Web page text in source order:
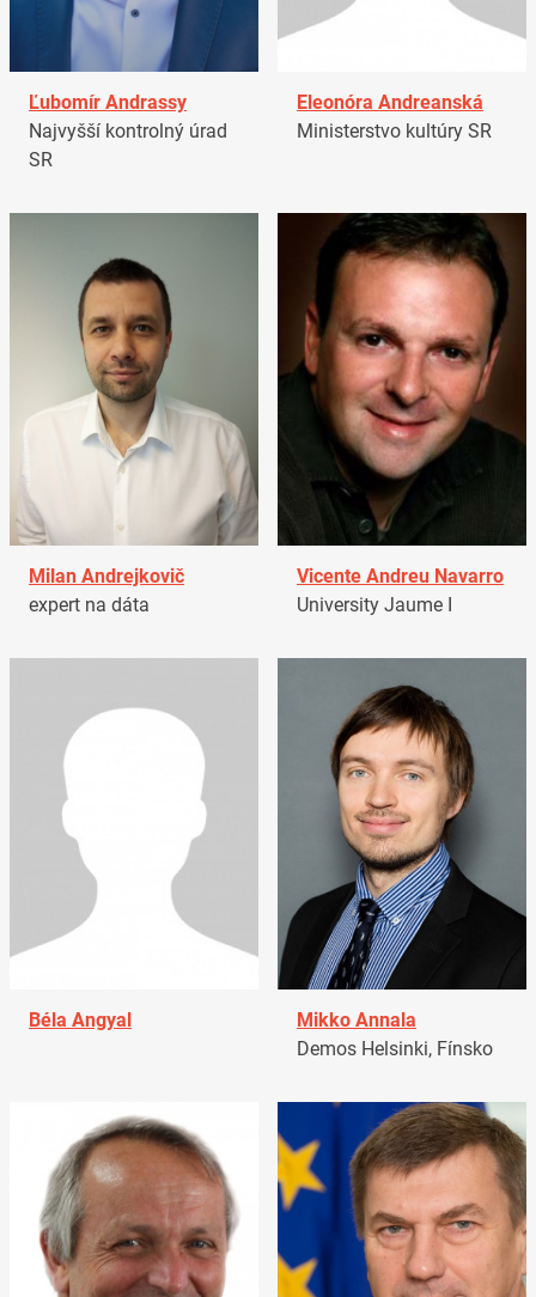
Ľubomír Andrassy
Najvyšší kontrolný úrad
SR
Eleonóra Andreanská
Ministerstvo kultúry SR
Milan Andrejkovič
expert na dáta
Vicente Andreu Navarro
University Jaume I
Béla Angyal
Mikko Annala
Demos Helsinki, Fínsko